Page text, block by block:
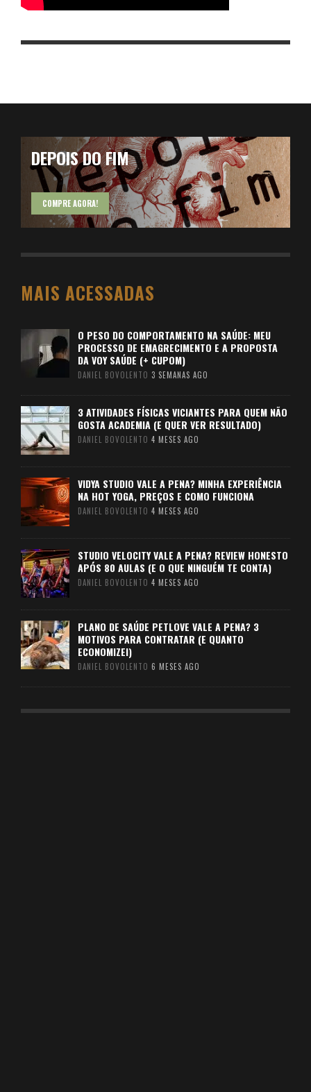
DEPOIS DO FIM
COMPRE AGORA!
MAIS ACESSADAS
O PESO DO COMPORTAMENTO NA SAÚDE: MEU
PROCESSO DE EMAGRECIMENTO E A PROPOSTA
DA VOY SAÚDE (+ CUPOM)
DANIEL BOVOLENTO 3 SEMANAS AGO
3 ATIVIDADES FÍSICAS VICIANTES PARA QUEM NÃO
GOSTA ACADEMIA (E QUER VER RESULTADO)
DANIEL BOVOLENTO 4 MESES AGO
VIDYA STUDIO VALE A PENA? MINHA EXPERIÊNCIA
NA HOT YOGA, PREÇOS E COMO FUNCIONA
DANIEL BOVOLENTO 4 MESES AGO
STUDIO VELOCITY VALE A PENA? REVIEW HONESTO
APÓS 80 AULAS (E O QUE NINGUÉM TE CONTA)
DANIEL BOVOLENTO 4 MESES AGO
PLANO DE SAÚDE PETLOVE VALE A PENA? 3
MOTIVOS PARA CONTRATAR (E QUANTO
ECONOMIZEI)
DANIEL BOVOLENTO 6 MESES AGO